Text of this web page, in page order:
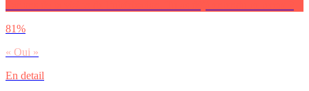
81%
« Oui »
En detail